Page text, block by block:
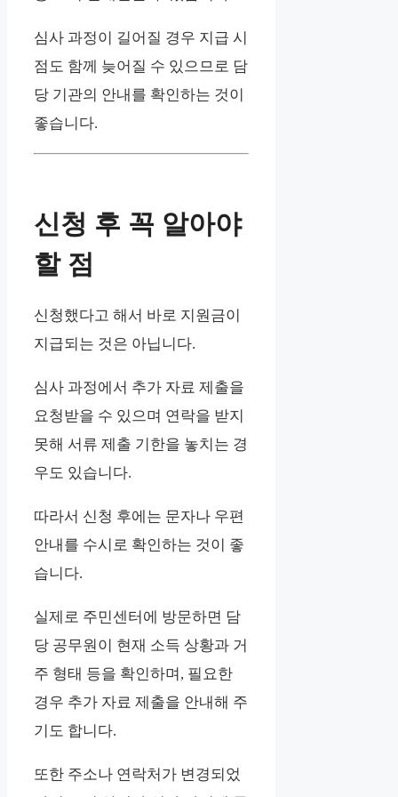
심사 과정이 길어질 경우 지급 시
점도 함께 늦어질 수 있으므로 담
당 기관의 안내를 확인하는 것이
좋습니다.
신청 후 꼭 알아야
할 점
신청했다고 해서 바로 지원금이
지급되는 것은 아닙니다.
심사 과정에서 추가 자료 제출을
요청받을 수 있으며 연락을 받지
못해 서류 제출 기한을 놓치는 경
우도 있습니다.
따라서 신청 후에는 문자나 우편
안내를 수시로 확인하는 것이 좋
습니다.
실제로 주민센터에 방문하면 담
당 공무원이 현재 소득 상황과 거
주 형태 등을 확인하며, 필요한
경우 추가 자료 제출을 안내해 주
기도 합니다.
또한 주소나 연락처가 변경되었